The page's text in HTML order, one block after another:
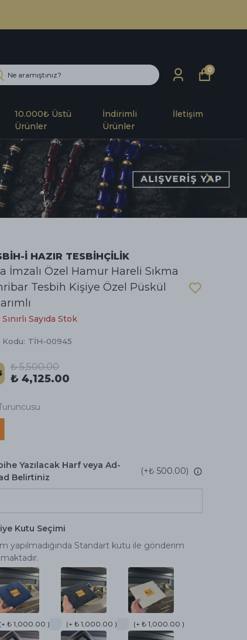
10.000₺ Üstü
Ürünler
İndirimli
Ürünler
İletişim
0
İ HAZIR TESBİHÇİLİK
İmzalı Özel Hamur Hareli Sıkma
Tesbih Kişiye Özel Püskül
Sınırlı Sayıda Stok
Kodu: TİH-00945
₺ 5,500.00
₺ 4,125.00
Yazılacak Harf veya Ad-
Belirtiniz
(+₺ 500.00)
Kutu Seçimi
yapılmadığında Standart kutu ile gönderim
(+ ₺ 1,000.00 ) (+ ₺ 1,000.00 ) (+ ₺ 1,000.00 )